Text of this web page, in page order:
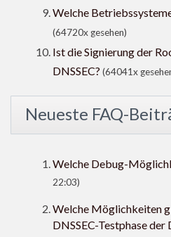
Welche
(64720x gesehen)
Ist die Signierung der
DNSSEC? (64041x
Neueste FAQ-
Welche Debug-
22:03)
Welche Möglichkeiten
DNSSEC-Testphase der